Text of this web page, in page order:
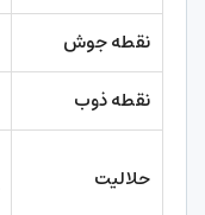
نقطه جوش
نقطه ذوب
حلالیت